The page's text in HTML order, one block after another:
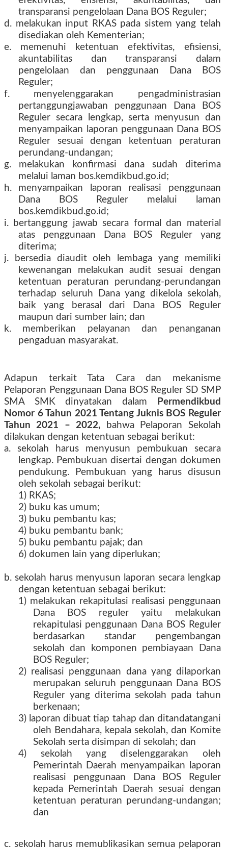
transparansi pengelolaan Dana BOS Reguler;
d. melakukan input RKAS pada sistem yang telah
disediakan oleh Kementerian;
e. memenuhi ketentuan efektivitas, efisiensi,
akuntabilitas dan transparansi dalam
pengelolaan dan penggunaan Dana BOS
Reguler;
f. menyelenggarakan pengadministrasian
pertanggungjawaban penggunaan Dana BOS
Reguler secara lengkap, serta menyusun dan
menyampaikan laporan penggunaan Dana BOS
Reguler sesuai dengan ketentuan peraturan
perundang-undangan;
g. melakukan konfirmasi dana sudah diterima
melalui laman bos.kemdikbud.go.id;
h. menyampaikan laporan realisasi penggunaan
Dana BOS Reguler melalui laman
bos.kemdikbud.go.id;
i. bertanggung jawab secara formal dan material
atas penggunaan Dana BOS Reguler yang
diterima;
j. bersedia diaudit oleh lembaga yang memiliki
kewenangan melakukan audit sesuai dengan
ketentuan peraturan perundang-perundangan
terhadap seluruh Dana yang dikelola sekolah,
baik yang berasal dari Dana BOS Reguler
maupun dari sumber lain; dan
k. memberikan pelayanan dan penanganan
pengaduan masyarakat.
Adapun terkait Tata Cara dan mekanisme
Pelaporan Penggunaan Dana BOS Reguler SD SMP
SMA SMK dinyatakan dalam
Permendikbud
Nomor 6 Tahun 2021 Tentang Juknis BOS Reguler
Tahun 2021 – 2022,
bahwa Pelaporan Sekolah
dilakukan dengan ketentuan sebagai berikut:
a. sekolah harus menyusun pembukuan secara
lengkap. Pembukuan disertai dengan dokumen
pendukung. Pembukuan yang harus disusun
oleh sekolah sebagai berikut:
1) RKAS;
2) buku kas umum;
3) buku pembantu kas;
4) buku pembantu bank;
5) buku pembantu pajak; dan
6) dokumen lain yang diperlukan;
b. sekolah harus menyusun laporan secara lengkap
dengan ketentuan sebagai berikut:
1) melakukan rekapitulasi realisasi penggunaan
Dana BOS reguler yaitu melakukan
rekapitulasi penggunaan Dana BOS Reguler
berdasarkan standar pengembangan
sekolah dan komponen pembiayaan Dana
BOS Reguler;
2) realisasi penggunaan dana yang dilaporkan
merupakan seluruh penggunaan Dana BOS
Reguler yang diterima sekolah pada tahun
berkenaan;
3) laporan dibuat tiap tahap dan ditandatangani
oleh Bendahara, kepala sekolah, dan Komite
Sekolah serta disimpan di sekolah; dan
4) sekolah yang diselenggarakan oleh
Pemerintah Daerah menyampaikan laporan
realisasi penggunaan Dana BOS Reguler
kepada Pemerintah Daerah sesuai dengan
ketentuan peraturan perundang-undangan;
dan
c. sekolah harus memublikasikan semua pelaporan